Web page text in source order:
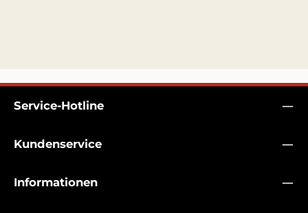
Service-Hotline
Kundenservice
Informationen